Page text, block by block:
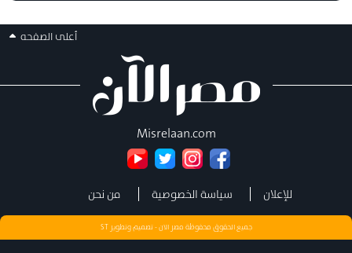
أعلى الصفحه
Misrelaan.com
للإعلان سياسة الخصوصية من نحن
جميع الحقوق محفوظة مصر الان - تصميم وتطويرST